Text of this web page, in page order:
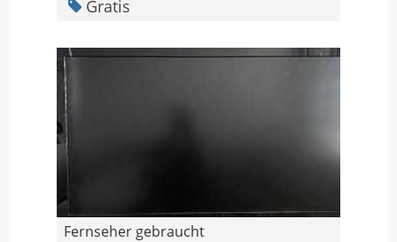
Gratis
Fernseher gebraucht